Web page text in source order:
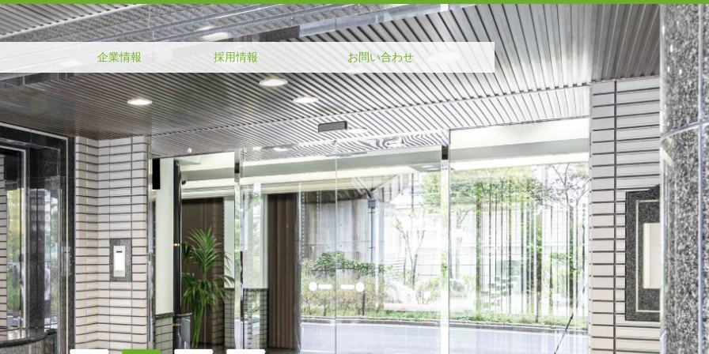
企業情報 採用情報 お問い合わせ